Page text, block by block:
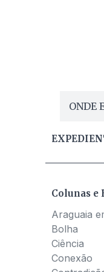
ONDE
Colunas e
Araguaia
Bolha
Ciência
Conexão